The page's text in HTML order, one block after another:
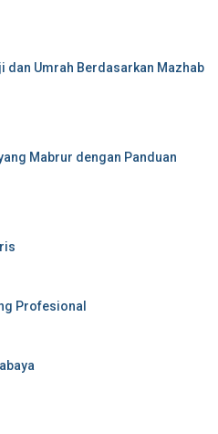
dan Umrah Berdasarkan Mazhab
Mabrur dengan Panduan
Profesional